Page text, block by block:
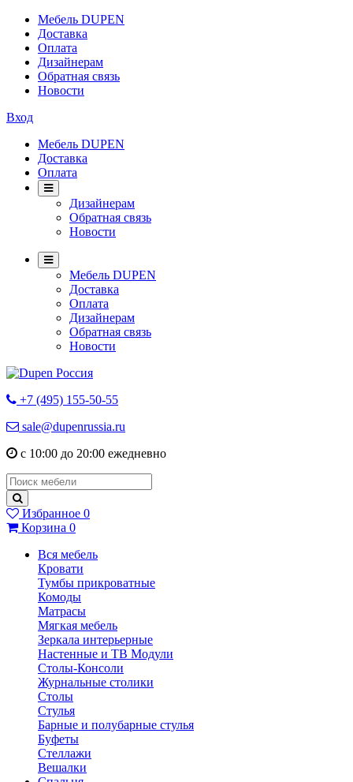
Мебель DUPEN
Доставка
Оплата
Дизайнерам
Обратная связь
Новости
Вход
Мебель DUPEN
Доставка
Оплата
Дизайнерам
Обратная связь
Новости
Мебель DUPEN
Доставка
Оплата
Дизайнерам
Обратная связь
Новости
+7 (495) 155-50-55
sale@dupenrussia.ru
с 10:00 до 20:00 ежедневно
Избранное 0
Корзина 0
Вся мебель
Кровати
Тумбы прикроватные
Комоды
Матрасы
Мягкая мебель
Зеркала интерьерные
Настенные и ТВ Модули
Столы-Консоли
Журнальные столики
Столы
Стулья
Барные и полубарные стулья
Буфеты
Стеллажи
Вешалки